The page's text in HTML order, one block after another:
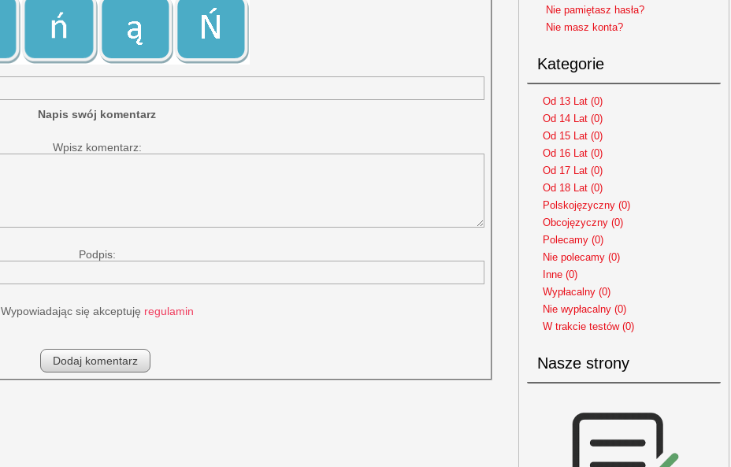
Napis swój komentarz
Wpisz komentarz:
Podpis:
Wypowiadając się akceptuję regulamin
Nie pamiętasz hasła?
Nie masz konta?
Kategorie
Od 13 Lat (0)
Od 14 Lat (0)
Od 15 Lat (0)
Od 16 Lat (0)
Od 17 Lat (0)
Od 18 Lat (0)
Polskojęzyczny (0)
Obcojęzyczny (0)
Polecamy (0)
Nie polecamy (0)
Inne (0)
Wypłacalny (0)
Nie wypłacalny (0)
W trakcie testów (0)
Nasze strony